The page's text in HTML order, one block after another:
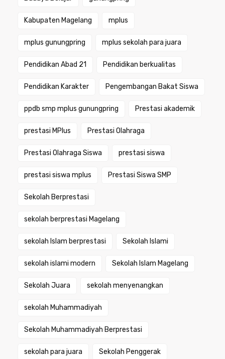
Kabupaten Magelang mplus
mplus gunungpring mplus sekolah para juara
Pendidikan Abad 21 Pendidikan berkualitas
Pendidikan Karakter Pengembangan Bakat Siswa
ppdb smp mplus gunungpring Prestasi akademik
prestasi MPlus Prestasi Olahraga
Prestasi Olahraga Siswa prestasi siswa
prestasi siswa mplus Prestasi Siswa SMP
Sekolah Berprestasi
sekolah berprestasi Magelang
sekolah Islam berprestasi Sekolah Islami
sekolah islami modern Sekolah Islam Magelang
Sekolah Juara sekolah menyenangkan
sekolah Muhammadiyah
Sekolah Muhammadiyah Berprestasi
sekolah para juara Sekolah Penggerak